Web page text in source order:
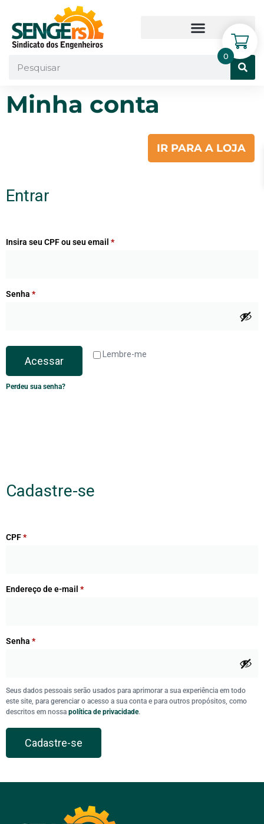
Minha conta
IR PARA A LOJA
Entrar
Insira seu CPF ou seu email *
Senha *
Lembre-me
Acessar
Perdeu sua senha?
Cadastre-se
CPF*
Endereço de e-mail *
Senha *
Seus dados pessoais serão usados para aprimorar a sua experiência em todo
este site, para gerenciar o acesso a sua conta e para outros propósitos, como
descritos em nossa política de privacidade.
Cadastre-se
0